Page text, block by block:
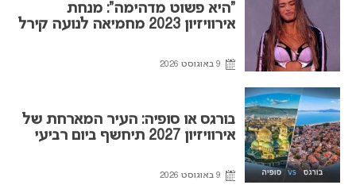
“היא פשוט מדהימה”: מנחת
אירוויזיון 2023 מחמיאה לנועה קירל
9 באוגוסט 2026
בורגס או סופיה: העיר המארחת של
אירוויזיון 2027 תיחשף ביום רביעי
9 באוגוסט 2026